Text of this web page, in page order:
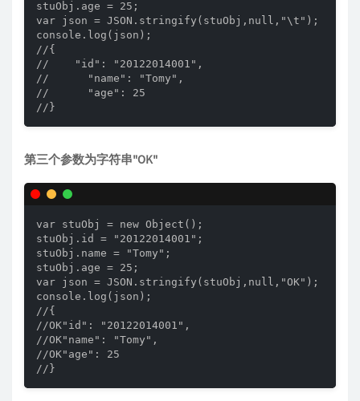
stuObj.age = 25;
var json = JSON.stringify(stuObj,null,"\t");
console.log(json);
//{
//    "id": "20122014001",
//      "name": "Tomy",
//      "age": 25
//}
第三个参数为字符串"OK"
var stuObj = new Object();
stuObj.id = "20122014001";
stuObj.name = "Tomy";
stuObj.age = 25;
var json = JSON.stringify(stuObj,null,"OK");
console.log(json);
//{
//OK"id": "20122014001",
//OK"name": "Tomy",
//OK"age": 25
//}